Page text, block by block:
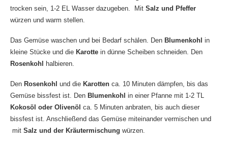
trocken sein, 1-2 EL Wasser dazugeben. Mit Salz und Pfeffer
würzen und warm stellen.
Das Gemüse waschen und bei Bedarf schälen. Den Blumenkohl in
kleine Stücke und die Karotte in dünne Scheiben schneiden. Den
Rosenkohl halbieren.
Den Rosenkohl und die Karotten ca. 10 Minuten dämpfen, bis das
Gemüse bissfest ist. Den Blumenkohl in einer Pfanne mit 1-2 TL
Kokosöl oder Olivenöl ca. 5 Minuten anbraten, bis auch dieser
bissfest ist. Anschließend das Gemüse miteinander vermischen und
mit Salz und der Kräutermischung würzen.